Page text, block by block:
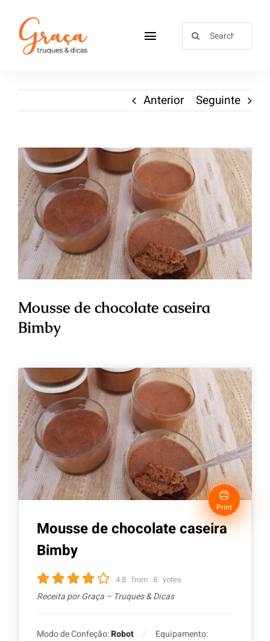
Receitas
Sobre
Loja
Blog
Contactos
Anterior Seguinte
Mousse de chocolate caseira
Bimby
Print
Mousse de chocolate caseira
Bimby
4.8 from 8 votes
Receita por Graça – Truques & Dicas
Modo de Confeção:Robot
Equipamento: